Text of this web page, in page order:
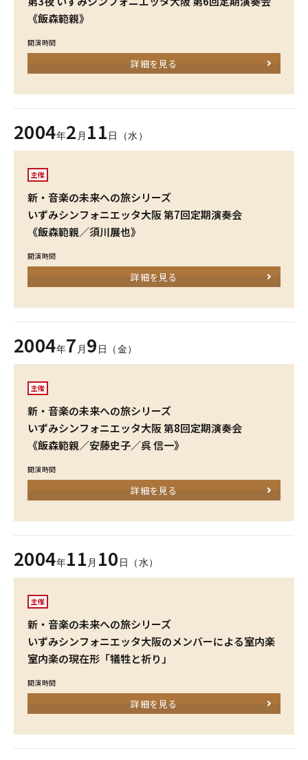
《飯森範親》
開演時間
詳細を見る
2004年2 月 11 日（水）
主催
新・音楽の未来への旅シリーズ
いずみシンフォニエッタ大阪 第7回定期演奏会
《飯森範親／須川展也》
開演時間
詳細を見る
2004年7 月 9 日（金）
主催
新・音楽の未来への旅シリーズ
いずみシンフォニエッタ大阪 第8回定期演奏会
《飯森範親／安藤史子／呉 信一》
開演時間
詳細を見る
2004年11 月 10 日（水）
主催
新・音楽の未来への旅シリーズ
いずみシンフォニエッタ大阪のメンバーによる室内楽
室内楽の現在形「犠牲と祈り」
開演時間
詳細を見る